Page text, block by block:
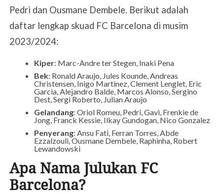
Pedri dan Ousmane Dembele. Berikut adalah
daftar lengkap skuad FC Barcelona di musim
2023/2024:
Kiper: Marc-Andre ter Stegen, Inaki Pena
Bek: Ronald Araujo, Jules Kounde, Andreas
Christensen, Inigo Martinez, Clement Lenglet, Eric
Garcia, Alejandro Balde, Marcos Alonso, Sergino
Dest, Sergi Roberto, Julian Araujo
Gelandang: Oriol Romeu, Pedri, Gavi, Frenkie de
Jong, Franck Kessie, Ilkay Gundogan, Nico Gonzalez
Penyerang: Ansu Fati, Ferran Torres, Abde
Ezzalzouli, Ousmane Dembele, Raphinha, Robert
Lewandowski
Apa Nama Julukan FC
Barcelona?